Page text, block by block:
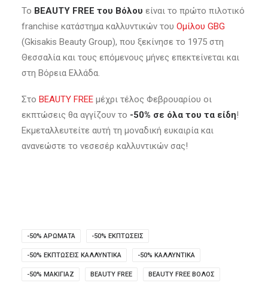
Το BEAUTY FREE του Βόλου είναι το πρώτο πιλοτικό
franchise κατάστημα καλλυντικών του Ομίλου GBG
(Gkisakis Beauty Group), που ξεκίνησε το 1975 στη
Θεσσαλία και τους επόμενους μήνες επεκτείνεται και
στη Βόρεια Ελλάδα.
Στο BEAUTY FREE μέχρι τέλος Φεβρουαρίου οι
εκπτώσεις θα αγγίζουν το -50% σε όλα του τα είδη!
Εκμεταλλευτείτε αυτή τη μοναδική ευκαιρία και
ανανεώστε το νεσεσέρ καλλυντικών σας!
-50% ΑΡΩΜΑΤΑ -50% ΕΚΠΤΩΣΕΙΣ
-50% ΕΚΠΤΩΣΕΙΣ ΚΑΛΛΥΝΤΙΚΑ -50% ΚΑΛΛΥΝΤΙΚΑ
-50% ΜΑΚΙΓΙΑΖ BEAUTY FREE BEAUTY FREE ΒΟΛΟΣ